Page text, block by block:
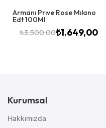
Armanı Prıve Rose Mılano
Edt 100Ml
₺3.500,00₺1.649,00
Kurumsal
Hakkımızda